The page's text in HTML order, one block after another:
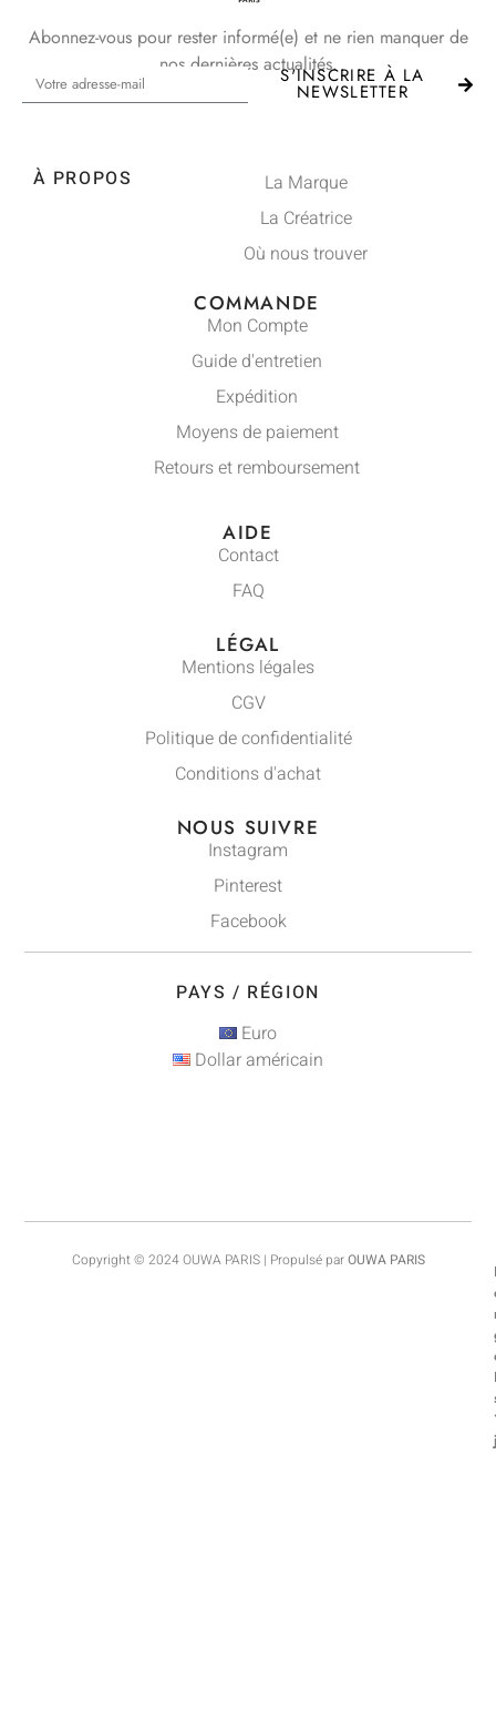
Abonnez-vous pour rester informé(e) et ne rien manquer de
nos dernières actualités.S'INSCRIRE À LA
NEWSLETTER
À PROPOS
La Marque
La Créatrice
Où nous trouver
COMMANDE
Mon Compte
Guide d'entretien
Expédition
Moyens de paiement
Retours et remboursement
AIDE
Contact
FAQ
LÉGAL
Mentions légales
CGV
Politique de confidentialité
Conditions d'achat
NOUS SUIVRE
Instagram
Pinterest
Facebook
PAYS / RÉGION
Euro
Dollar américain
Copyright © 2024 OUWA PARIS | Propulsé parOUWA PARIS